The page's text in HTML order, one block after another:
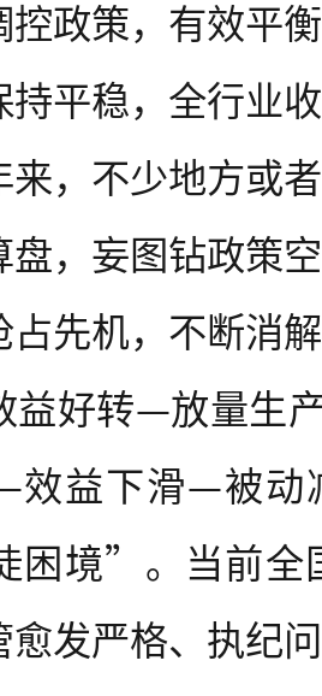
控政策，有效平
持平稳，全行业
来，不少地方或
，妄图钻政策
占先机，不断消
益好转—放量生
效益下滑—被
境”。当前全
愈发严格、执纪